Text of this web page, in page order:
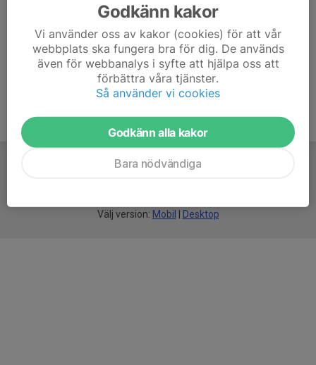
Välj version: Mobil Desktop
Godkänn kakor
Vi använder oss av kakor (cookies) för att vår
webbplats ska fungera bra för dig. De används
även för webbanalys i syfte att hjälpa oss att
förbättra våra tjänster.
Så använder vi cookies
Godkänn alla kakor
Bara nödvändiga